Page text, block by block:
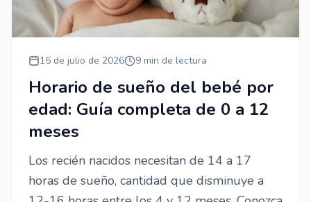
15 de julio de 2026 9 min de lectura
Horario de sueño del bebé por
edad: Guía completa de 0 a 12
meses
Los recién nacidos necesitan de 14 a 17
horas de sueño, cantidad que disminuye a